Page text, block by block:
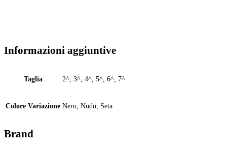
Informazioni aggiuntive
Taglia 2^, 3^, 4^, 5^, 6^, 7^
Colore Variazione Nero, Nudo, Seta
Brand